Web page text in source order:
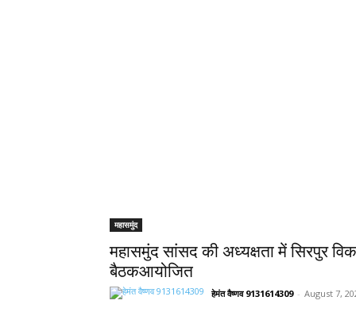
महासमुंद
महासमुंद सांसद की अध्यक्षता में सिरपुर
बैठकआयोजित
हेमंत वैष्णव 9131614309 - August 7,